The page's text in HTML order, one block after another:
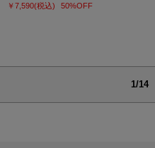
￥7,590(税込) 50%OFF
1/14